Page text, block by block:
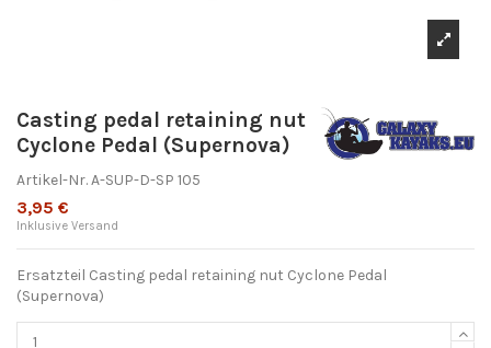
Casting pedal retaining nut
Cyclone Pedal (Supernova)
Artikel-Nr.A-SUP-D-SP 105
3,95 €
Inklusive Versand
Ersatzteil Casting pedal retaining nut Cyclone Pedal
(Supernova)